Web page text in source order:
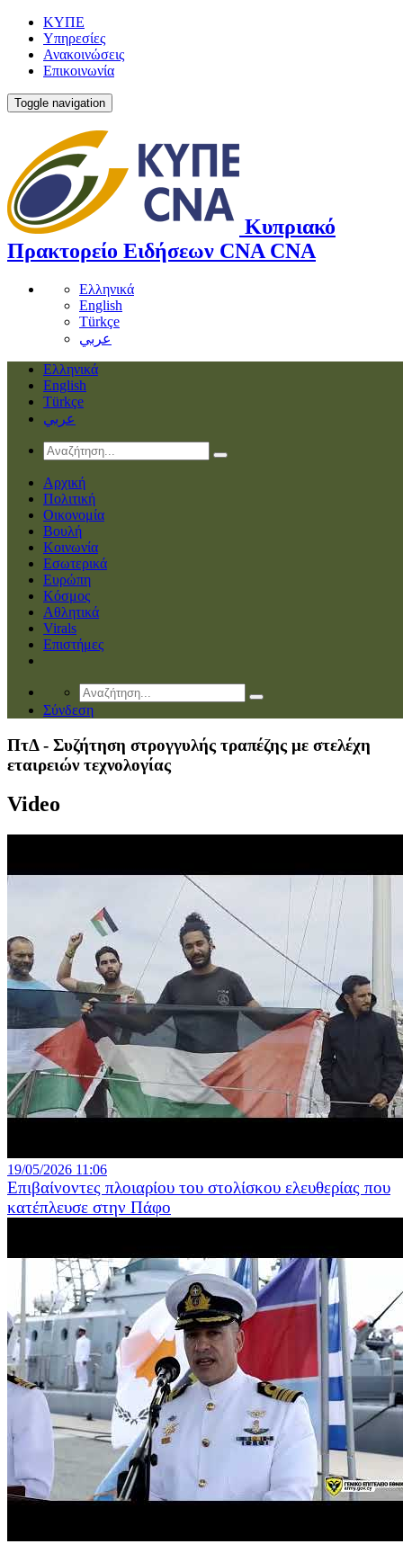
ΚΥΠΕ
Υπηρεσίες
Ανακοινώσεις
Επικοινωνία
Toggle navigation
Κυπριακό
Πρακτορείο Ειδήσεων CNA CNA
Ελληνικά
English
Türkçe
عربي
Ελληνικά
English
Türkçe
عربي
Αρχική
Πολιτική
Οικονομία
Βουλή
Κοινωνία
Εσωτερικά
Ευρώπη
Κόσμος
Αθλητικά
Virals
Επιστήμες
Σύνδεση
ΠτΔ - Συζήτηση στρογγυλής τραπέζης με στελέχη
εταιρειών τεχνολογίας
Video
19/05/2026 11:06
Επιβαίνοντες πλοιαρίου του στολίσκου ελευθερίας που
κατέπλευσε στην Πάφο